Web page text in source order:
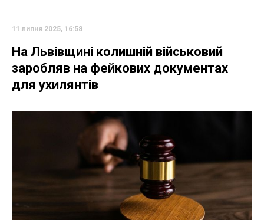
11 липня 2025, 16:58
На Львівщині колишній військовий
заробляв на фейкових документах
для ухилянтів